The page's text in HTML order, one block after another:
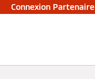
Connexion Partenaire